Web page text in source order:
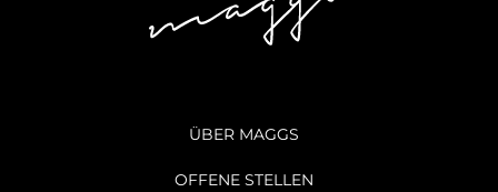
ÜBER MAGGS
OFFENE STELLEN